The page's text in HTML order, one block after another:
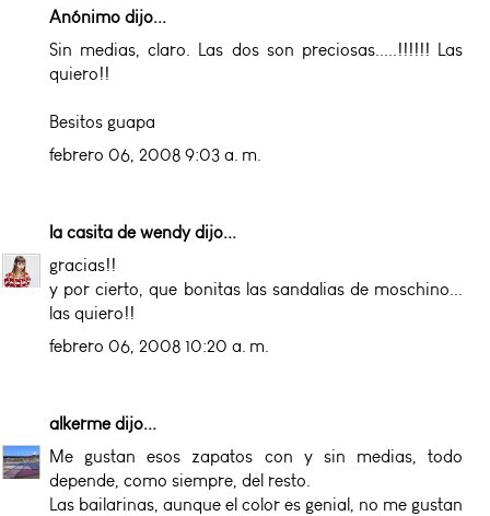
Anónimo dijo...
Sin medias, claro. Las dos son preciosas.....!!!!!! Las
quiero!!
Besitos guapa
febrero 06, 2008 9:03 a. m.
la casita de wendydijo...
gracias!!
y por cierto, que bonitas las sandalias de moschino...
las quiero!!
febrero 06, 2008 10:20 a. m.
alkermedijo...
Me gustan esos zapatos con y sin medias, todo
depende, como siempre, del resto.
Las bailarinas, aunque el color es genial, no me gustan